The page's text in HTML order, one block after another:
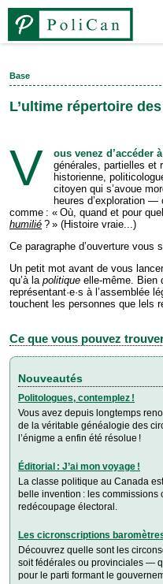
Base
L’ultime répertoire
V ous venez d’accéder
générales, partielles et
historienne,
citoyen qui s’avoue
heures d’exploration —
comme : « Où, quand et pour
humilié ? » (Histoire vraie...)
Ce paragraphe d’ouverture vous
Un petit mot avant de vous
qu’à la politique elle-même. Bien
repré­sen­tant·e·s à l’assemblée
touchent les personnes que lels
Ce que vous pouvez
Nouveautés
Politologues, contemplez !
Vous avez depuis longtemps
de la véritable généalogie des
l’énigme a enfin été résolue !
Éditorial : J’ai mon voyage !
La classe politique au Canada
belle invention : les commissions
redécoupage électoral.
Les cicronscriptions
Découvrez quelle sont les
soit fédérales ou provinciales —
pour le parti formant le